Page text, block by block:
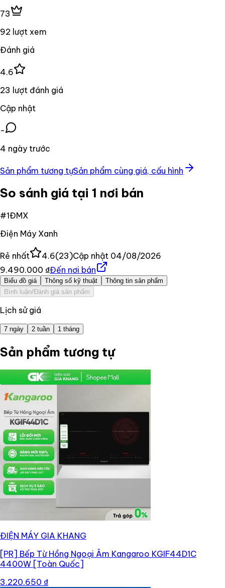
73
92 lượt xem
Đánh giá
4.6
23 lượt đánh giá
Cập nhật
-
4 ngày trước
Sản phẩm tương tựSản phẩm cùng giá, cấu hình
So sánh giá tại 1 nơi bán
#1ĐMX
Điện Máy Xanh
Rẻ nhất 4.6(23)Cập nhật 04/08/2026
9.490.000 ₫Đến nơi bán
Biểu đồ giá Thông số kỹ thuật
Thông tin sản phẩm
Bình luận/Đánh giá sản phẩm
Lịch sử giá
7 ngày 2 tuần 1 tháng
Sản phẩm tương tự
ĐIỆN MÁY GIA KHANG
[PR] Bếp Từ Hồng Ngoại Âm Kangaroo KGIF44D1C
4400W [Toàn Quốc]
3.220.650 ₫